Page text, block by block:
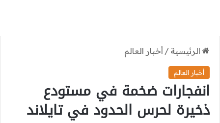
الرئيسية / أخبار العالم
أخبار العالم
انفجارات ضخمة في مستودع
ذخيرة لحرس الحدود في تايلاند